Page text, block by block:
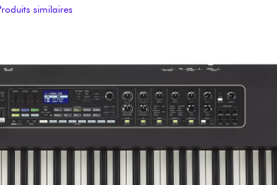
Eveil Musical
Packs
Voir nos marques
similaires